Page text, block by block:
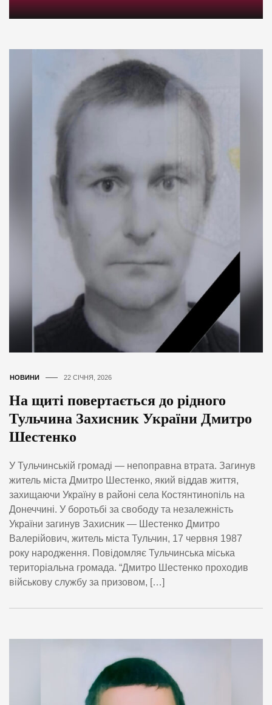
НОВИНИ 22 СІЧНЯ, 2026
На щиті повертається до рідного
Тульчина Захисник України Дмитро
Шестенко
У Тульчинській громаді — непоправна втрата. Загинув
житель міста Дмитро Шестенко, який віддав життя,
захищаючи Україну в районі села Костянтинопіль на
Донеччині. У боротьбі за свободу та незалежність
України загинув Захисник — Шестенко Дмитро
Валерійович, житель міста Тульчин, 17 червня 1987
року народження. Повідомляє Тульчинська міська
територіальна громада. “Дмитро Шестенко проходив
військову службу за призовом, […]